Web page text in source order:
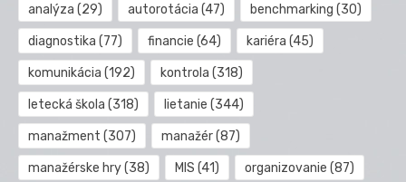
analýza (29) autorotácia (47) benchmarking (30)
diagnostika (77) financie (64) kariéra (45)
komunikácia (192) kontrola (318)
letecká škola (318) lietanie (344)
manažment (307) manažér(87)
manažérske hry(38) MIS (41) organizovanie (87)